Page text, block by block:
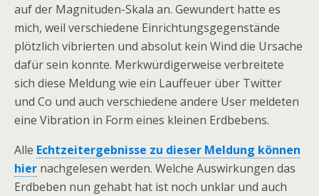
auf der Magnituden-Skala an. Gewundert hatte es
mich, weil verschiedene Einrichtungsgegenstände
plötzlich vibrierten und absolut kein Wind die Ursache
dafür sein konnte. Merkwürdigerweise verbreitete
sich diese Meldung wie ein Lauffeuer über Twitter
und Co und auch verschiedene andere User meldeten
eine Vibration in Form eines kleinen Erdbebens.
Alle Echtzeitergebnisse zu dieser Meldung können
hier nachgelesen werden. Welche Auswirkungen das
Erdbeben nun gehabt hat ist noch unklar und auch